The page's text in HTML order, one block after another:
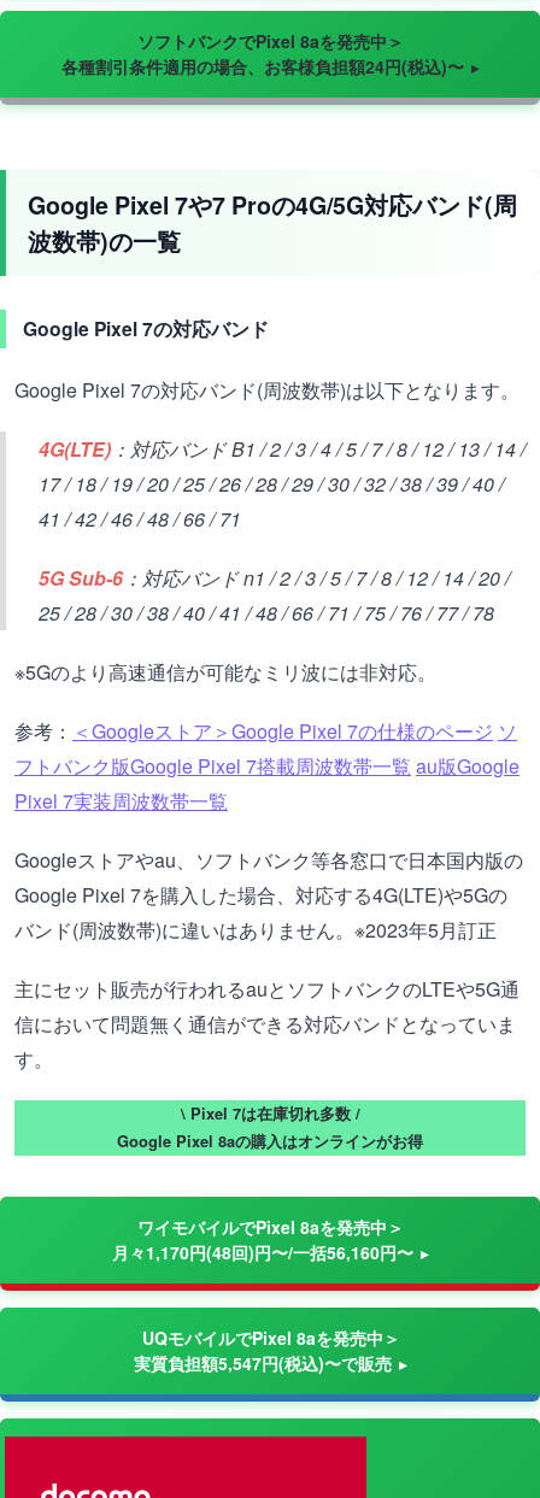
ソフトバンクでPixel 8aを発売中＞
各種割引条件適用の場合、お客様負担額24円(税込)〜
Google Pixel 7や7 Proの4G/5G対応バンド(周
波数帯)の一覧
Google Pixel 7の対応バンド
Google Pixel 7の対応バンド(周波数帯)は以下となります。
4G(LTE) ：対応バンド B1 / 2 / 3 / 4 / 5 / 7 / 8 / 12 / 13 / 14 /
17 / 18 / 19 / 20 / 25 / 26 / 28 / 29 / 30 / 32 / 38 / 39 / 40 /
41 / 42 / 46 / 48 / 66 / 71
5G Sub-6：対応バンド n1 / 2 / 3 / 5 / 7 / 8 / 12 / 14 / 20 /
25 / 28 / 30 / 38 / 40 / 41 / 48 / 66 / 71 / 75 / 76 / 77 / 78
※5Gのより高速通信が可能なミリ波には非対応。
参考： ＜Googleストア＞Google Pixel 7の仕様のページ ソ
フトバンク版Google Pixel 7搭載周波数帯一覧 au版Google
Pixel 7実装周波数帯一覧
Googleストアやau、ソフトバンク等各窓口で日本国内版の
Google Pixel 7を購入した場合、対応する4G(LTE)や5Gの
バンド(周波数帯)に違いはありません。※2023年5月訂正
主にセット販売が行われるauとソフトバンクのLTEや5G通
信において問題無く通信ができる対応バンドとなっていま
す。
\ Pixel 7は在庫切れ多数 /
Google Pixel 8aの購入はオンラインがお得
ワイモバイルでPixel 8aを発売中＞
月々1,170円(48回)円〜/一括56,160円〜
UQモバイルでPixel 8aを発売中＞
実質負担額5,547円(税込)〜で販売